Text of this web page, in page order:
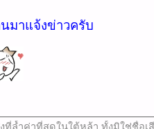
มาแจ้งข่าวครับ
งที่ล้ำค่าที่สุดในใต้หล้า ทั้งมิใช่ชื่อ